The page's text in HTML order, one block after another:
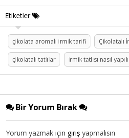
Etiketler
çikolata aromalı irmik tarifi Çikolatalı
çikolatalı tatlılar irmik tatlısı nasıl
Bir Yorum Bırak
Yorum yazmak için giriş yapmalısın